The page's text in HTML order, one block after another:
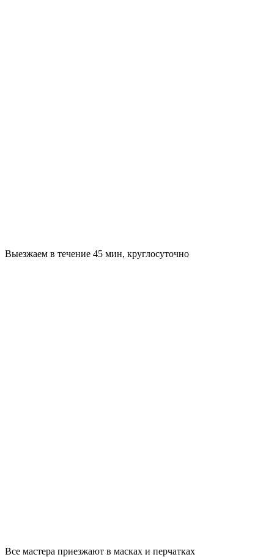
Выезжаем в течение 45 мин, круглосуточно
Все мастера приезжают в масках и перчатках